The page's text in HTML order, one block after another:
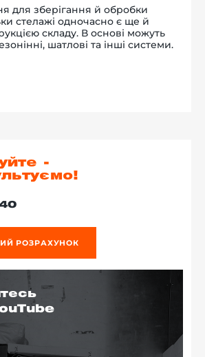
для зберігання й обробки
стелажі одночасно є ще й
складу. В основі можуть
шатлові та інші системи.
-
РОЗРАХУНОК